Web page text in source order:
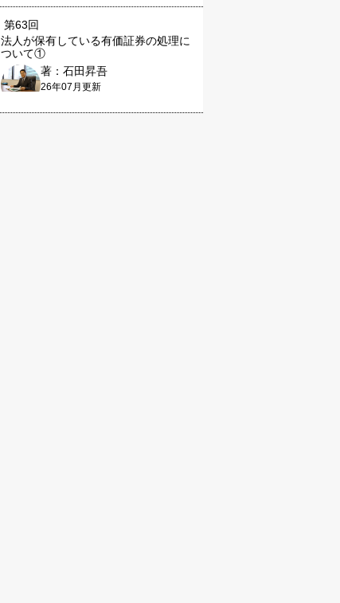
第63回
法人が保有している有価証券の処理に
ついて①
著：石田昇吾
26年07月更新